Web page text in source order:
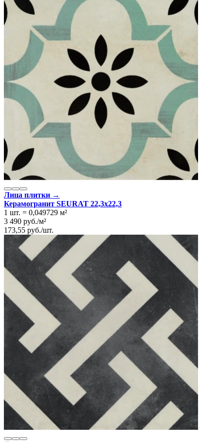
Лица плитки →
Керамогранит SEURAT 22,3x22,3
1 шт. = 0,049729 м²
3 490 руб./м²
173,55 руб./шт.